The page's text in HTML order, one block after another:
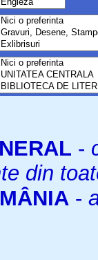
-
din
-